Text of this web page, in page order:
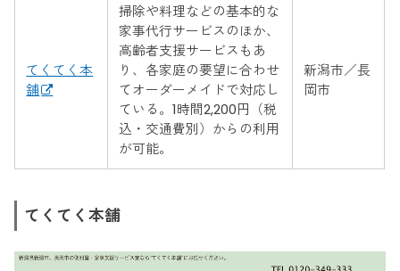
てくてく本
舗
掃除や料理などの基本的な
家事代行サービスのほか、
高齢者支援サービスもあ
り、各家庭の要望に合わせ
てオーダーメイドで対応し
ている。1時間2,200円（税
込・交通費別）からの利用
が可能。
新潟市／長
岡市
てくてく本舗